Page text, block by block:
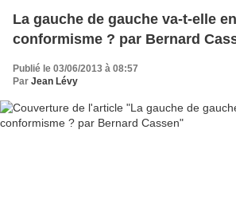
La gauche de gauche va-t-elle
conformisme ? par Bernard
Publié le 03/06/2013 à 08:57
Par Jean Lévy